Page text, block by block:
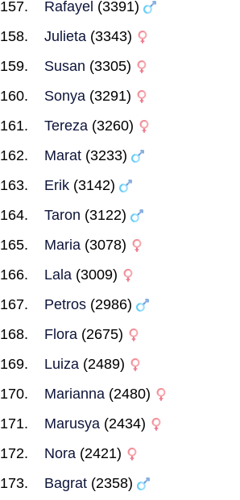
Rafayel (3391)
Julieta (3343)
Susan (3305)
Sonya (3291)
Tereza (3260)
Marat (3233)
Erik (3142)
Taron (3122)
Maria (3078)
Lala (3009)
Petros (2986)
Flora (2675)
Luiza (2489)
Marianna (2480)
Marusya (2434)
Nora (2421)
Bagrat (2358)